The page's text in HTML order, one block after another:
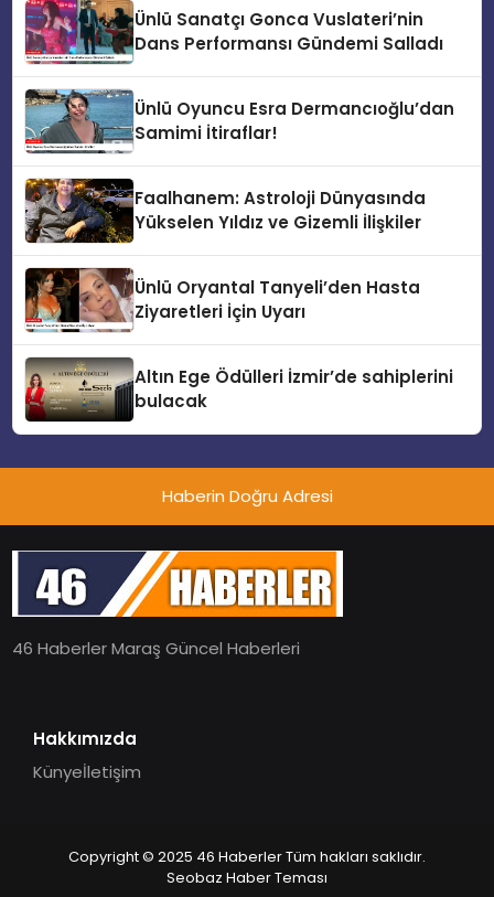
Ünlü Sanatçı Gonca Vuslateri’nin
Dans Performansı Gündemi Salladı
Ünlü Oyuncu Esra Dermancıoğlu’dan
Samimi İtiraflar!
Faalhanem: Astroloji Dünyasında
Yükselen Yıldız ve Gizemli İlişkiler
Ünlü Oryantal Tanyeli’den Hasta
Ziyaretleri İçin Uyarı
Altın Ege Ödülleri İzmir’de sahiplerini
bulacak
Haberin Doğru Adresi
46 Haberler Maraş Güncel Haberleri
Hakkımızda
Künyeİletişim
Copyright © 2025 46 Haberler Tüm hakları saklıdır.
Seobaz Haber Teması